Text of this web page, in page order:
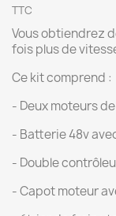
TTC
Vous obtiendrez
fois plus de
Ce kit comprend :
- Deux moteurs
- Batterie 48v
- Double
- Capot moteur